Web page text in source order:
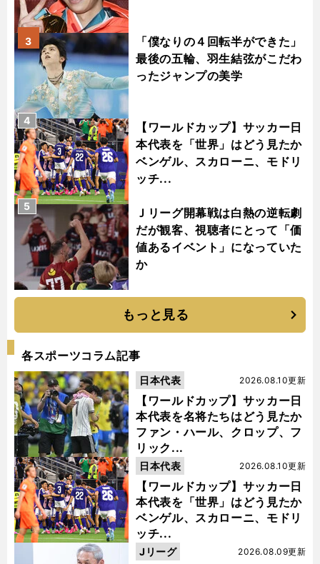
「僕なりの４回転半ができた」
最後の五輪、羽生結弦がこだわ
ったジャンプの美学
3
【ワールドカップ】サッカー日
本代表を「世界」はどう見たか
ベンゲル、スカローニ、モドリ
ッチ...
4
Ｊリーグ開幕戦は白熱の逆転劇
だが観客、視聴者にとって「価
値あるイベント」になっていた
か
5
もっと見る
各スポーツコラム記事
【ワールドカップ】サッカー日
本代表を名将たちはどう見たか
ファン・ハール、クロップ、フ
リック...
2026.08.10更新
日本代表
【ワールドカップ】サッカー日
本代表を「世界」はどう見たか
ベンゲル、スカローニ、モドリ
ッチ...
2026.08.10更新
日本代表
2026.08.09更新
Jリーグ